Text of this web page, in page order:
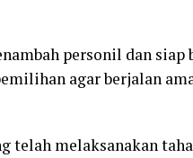
personil dan siap
agar berjalan
telah melaksanakan